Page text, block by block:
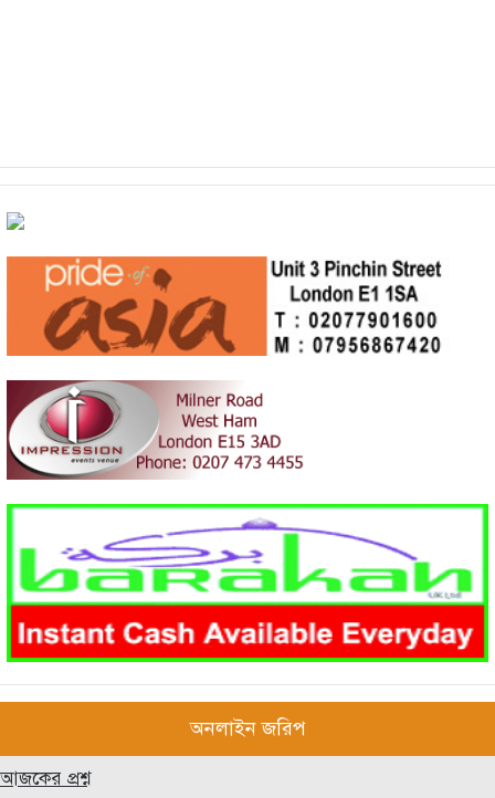
অনলাইন জরিপ
আজকের প্রশ্ন